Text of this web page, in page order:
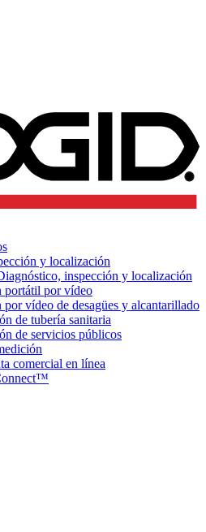
y localización
inspección y localización
portátil por vídeo
por vídeo de desagües y alcantarillado
de tubería sanitaria
de servicios públicos
comercial en línea